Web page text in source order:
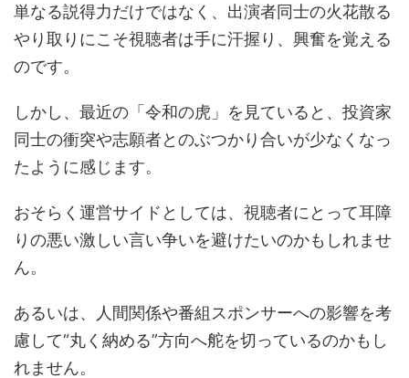
単なる説得力だけではなく、出演者同士の火花散る
やり取りにこそ視聴者は手に汗握り、興奮を覚える
のです。
しかし、最近の「令和の虎」を見ていると、投資家
同士の衝突や志願者とのぶつかり合いが少なくなっ
たように感じます。
おそらく運営サイドとしては、視聴者にとって耳障
りの悪い激しい言い争いを避けたいのかもしれませ
ん。
あるいは、人間関係や番組スポンサーへの影響を考
慮して“丸く納める”方向へ舵を切っているのかもし
れません。